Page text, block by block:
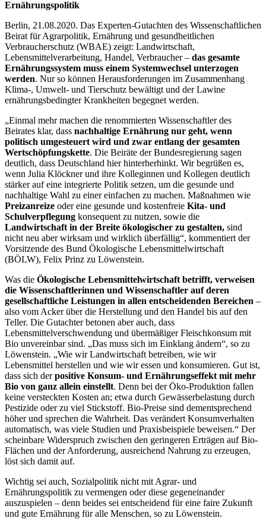
Ernährungspolitik
Berlin, 21.08.2020. Das Experten-Gutachten des Wissenschaftlichen
Beirat für Agrarpolitik, Ernährung und gesundheitlichen
Verbraucherschutz (WBAE) zeigt: Landwirtschaft,
Lebensmittelverarbeitung, Handel, Verbraucher – das gesamte
Ernährungssystem muss einem Systemwechsel unterzogen
werden. Nur so können Herausforderungen im Zusammenhang
Klima-, Umwelt- und Tierschutz bewältigt und der Lawine
ernährungsbedingter Krankheiten begegnet werden.
„Einmal mehr machen die renommierten Wissenschaftler des
Beirates klar, dass nachhaltige Ernährung nur geht, wenn
politisch umgesteuert wird und zwar entlang der gesamten
Wertschöpfungskette. Die Beiräte der Bundesregierung sagen
deutlich, dass Deutschland hier hinterherhinkt. Wir begrüßen es,
wenn Julia Klöckner und ihre Kolleginnen und Kollegen deutlich
stärker auf eine integrierte Politik setzen, um die gesunde und
nachhaltige Wahl zu einer einfachen zu machen. Maßnahmen wie
Preizanreize oder eine gesunde und kostenfreie Kita- und
Schulverpflegung konsequent zu nutzen, sowie die
Landwirtschaft in der Breite ökologischer zu gestalten, sind
nicht neu aber wirksam und wirklich überfällig“, kommentiert der
Vorsitzende des Bund Ökologische Lebensmittelwirtschaft
(BÖLW), Felix Prinz zu Löwenstein.
Was die Ökologische Lebensmittelwirtschaft betrifft, verweisen
die Wissenschaftlerinnen und Wissenschaftler auf deren
gesellschaftliche Leistungen in allen entscheidenden Bereichen –
also vom Acker über die Herstellung und den Handel bis auf den
Teller. Die Gutachter betonen aber auch, dass
Lebensmittelverschwendung und übermäßiger Fleischkonsum mit
Bio unvereinbar sind. „Das muss sich im Einklang ändern“, so zu
Löwenstein. „Wie wir Landwirtschaft betreiben, wie wir
Lebensmittel herstellen und wie wir essen und konsumieren. Gut ist,
dass sich derpositive Konsum- und Ernährungseffekt mit mehr
Bio von ganz allein einstellt. Denn bei der Öko-Produktion fallen
keine versteckten Kosten an; etwa durch Gewässerbelastung durch
Pestizide oder zu viel Stickstoff. Bio-Preise sind dementsprechend
höher und sprechen die Wahrheit. Das verändert Konsumverhalten
automatisch, was viele Studien und Praxisbeispiele beweisen.“ Der
scheinbare Widerspruch zwischen den geringeren Erträgen auf Bio-
Flächen und der Anforderung, ausreichend Nahrung zu erzeugen,
löst sich damit auf.
Wichtig sei auch, Sozialpolitik nicht mit Agrar- und
Ernährungspolitik zu vermengen oder diese gegeneinander
auszuspielen – denn beides sei entscheidend für eine faire Zukunft
und gute Ernährung für alle Menschen, so zu Löwenstein.